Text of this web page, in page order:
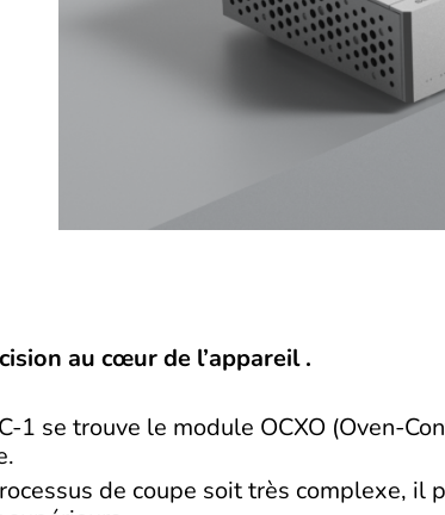
au cœur de l’appareil .
1 se trouve le module OCXO (Oven-
de coupe soit très complexe, il